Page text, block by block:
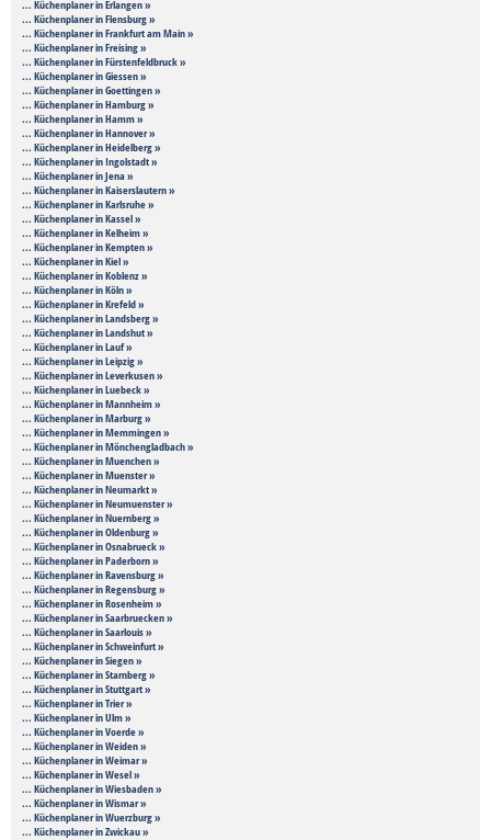
... Küchenplaner in Erlangen »
... Küchenplaner in Flensburg »
... Küchenplaner in Frankfurt am Main »
... Küchenplaner in Freising »
... Küchenplaner in Fürstenfeldbruck »
... Küchenplaner in Giessen »
... Küchenplaner in Goettingen »
... Küchenplaner in Hamburg »
... Küchenplaner in Hamm »
... Küchenplaner in Hannover »
... Küchenplaner in Heidelberg »
... Küchenplaner in Ingolstadt »
... Küchenplaner in Jena »
... Küchenplaner in Kaiserslautern »
... Küchenplaner in Karlsruhe »
... Küchenplaner in Kassel »
... Küchenplaner in Kelheim »
... Küchenplaner in Kempten »
... Küchenplaner in Kiel »
... Küchenplaner in Koblenz »
... Küchenplaner in Köln »
... Küchenplaner in Krefeld »
... Küchenplaner in Landsberg »
... Küchenplaner in Landshut »
... Küchenplaner in Lauf »
... Küchenplaner in Leipzig »
... Küchenplaner in Leverkusen »
... Küchenplaner in Luebeck »
... Küchenplaner in Mannheim »
... Küchenplaner in Marburg »
... Küchenplaner in Memmingen »
... Küchenplaner in Mönchengladbach »
... Küchenplaner in Muenchen »
... Küchenplaner in Muenster »
... Küchenplaner in Neumarkt »
... Küchenplaner in Neumuenster »
... Küchenplaner in Nuernberg »
... Küchenplaner in Oldenburg »
... Küchenplaner in Osnabrueck »
... Küchenplaner in Paderborn »
... Küchenplaner in Ravensburg »
... Küchenplaner in Regensburg »
... Küchenplaner in Rosenheim »
... Küchenplaner in Saarbruecken »
... Küchenplaner in Saarlouis »
... Küchenplaner in Schweinfurt »
... Küchenplaner in Siegen »
... Küchenplaner in Starnberg »
... Küchenplaner in Stuttgart »
... Küchenplaner in Trier »
... Küchenplaner in Ulm »
... Küchenplaner in Voerde »
... Küchenplaner in Weiden »
... Küchenplaner in Weimar »
... Küchenplaner in Wesel »
... Küchenplaner in Wiesbaden »
... Küchenplaner in Wismar »
... Küchenplaner in Wuerzburg »
... Küchenplaner in Zwickau »